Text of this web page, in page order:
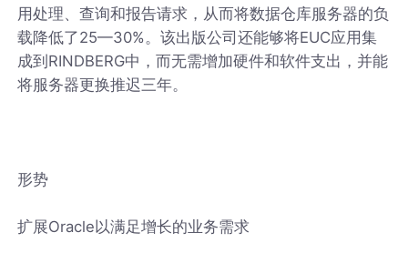
用处理、查询和报告请求，从而将数据仓库服务器的负
载降低了25—30%。该出版公司还能够将EUC应用集
成到RINDBERG中，而无需增加硬件和软件支出，并能
将服务器更换推迟三年。
形势
扩展Oracle以满足增长的业务需求